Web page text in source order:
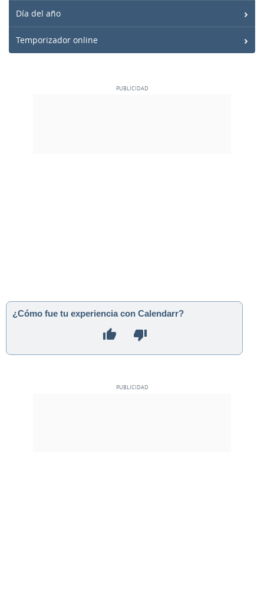
Día del año
Temporizador online
¿Cómo fue tu experiencia con Calendarr?